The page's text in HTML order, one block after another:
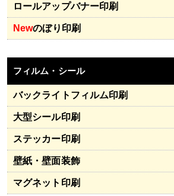
ロールアップバナー印刷
Newのぼり印刷
フィルム・シール
バックライトフィルム印刷
大型シール印刷
ステッカー印刷
壁紙・壁面装飾
マグネット印刷